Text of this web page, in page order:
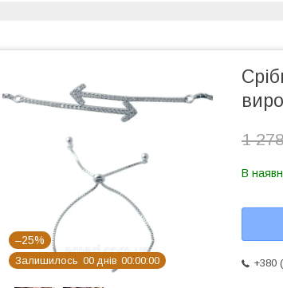
–25%
Залишилось 00 днів 00 00 00
1
В
+380